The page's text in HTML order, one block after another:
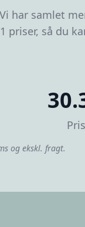
samlet
priser, så du
og ekskl. fragt.